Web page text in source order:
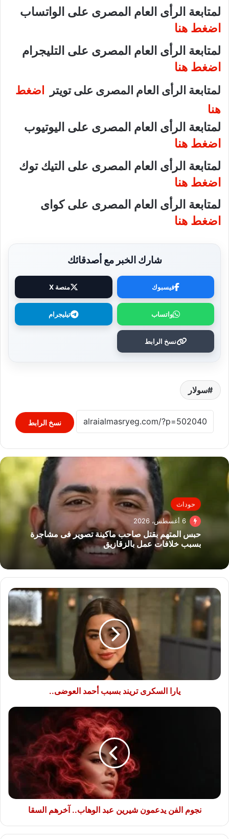
لمتابعة الرأى العام المصرى على الواتساب
اضغط هنا
لمتابعة الرأى العام المصرى على التليجرام
اضغط هنا
لمتابعة الرأى العام المصرى على تويتر
اضغط
هنا
لمتابعة الرأى العام المصرى على اليوتيوب
اضغط هنا
لمتابعة الرأى العام المصرى على التيك توك
اضغط هنا
لمتابعة الرأى العام المصرى على كواى
اضغط هنا
شارك الخبر مع أصدقائك
فيسبوك منصة X
واتساب تيليجرام
نسخ الرابط
سولار
نسخ الرابط
حوداث
6 أغسطس، 2026
حبس المتهم بقتل صاحب ماكينة تصوير فى مشاجرة
بسبب خلافات عمل بالزقازيق
يارا
السكرى
بسبب
أحمد
العوضى..
يارا السكرى تريند بسبب أحمد العوضى..
نجوم
نجوم الفن يدعمون شيرين عبد الوهاب.. آخرهم السقا